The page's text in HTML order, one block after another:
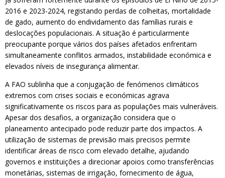
2016 e 2023-2024, registando perdas de colheitas, mortalidade
de gado, aumento do endividamento das famílias rurais e
deslocações populacionais. A situação é particularmente
preocupante porque vários dos países afetados enfrentam
simultaneamente conflitos armados, instabilidade económica e
elevados níveis de insegurança alimentar.
A FAO sublinha que a conjugação de fenómenos climáticos
extremos com crises sociais e económicas agrava
significativamente os riscos para as populações mais vulneráveis.
Apesar dos desafios, a organização considera que o
planeamento antecipado pode reduzir parte dos impactos. A
utilização de sistemas de previsão mais precisos permite
identificar áreas de risco com elevado detalhe, ajudando
governos e instituições a direcionar apoios como transferências
monetárias, sistemas de irrigação, fornecimento de água,